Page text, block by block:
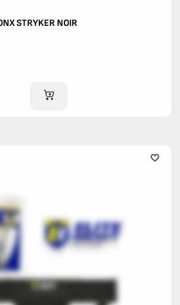
STRYKER NOIR
AJOUTER AU PANIER